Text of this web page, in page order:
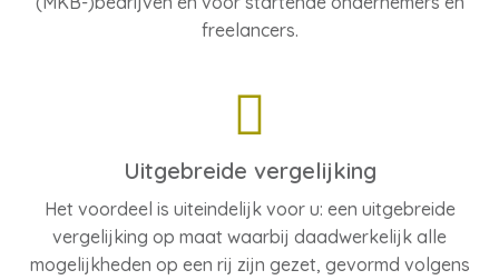
freelancers.
Uitgebreide vergelijking
Het voordeel is uiteindelijk voor u: een uitgebreide
vergelijking op maat waarbij daadwerkelijk alle
mogelijkheden op een rij zijn gezet, gevormd volgens